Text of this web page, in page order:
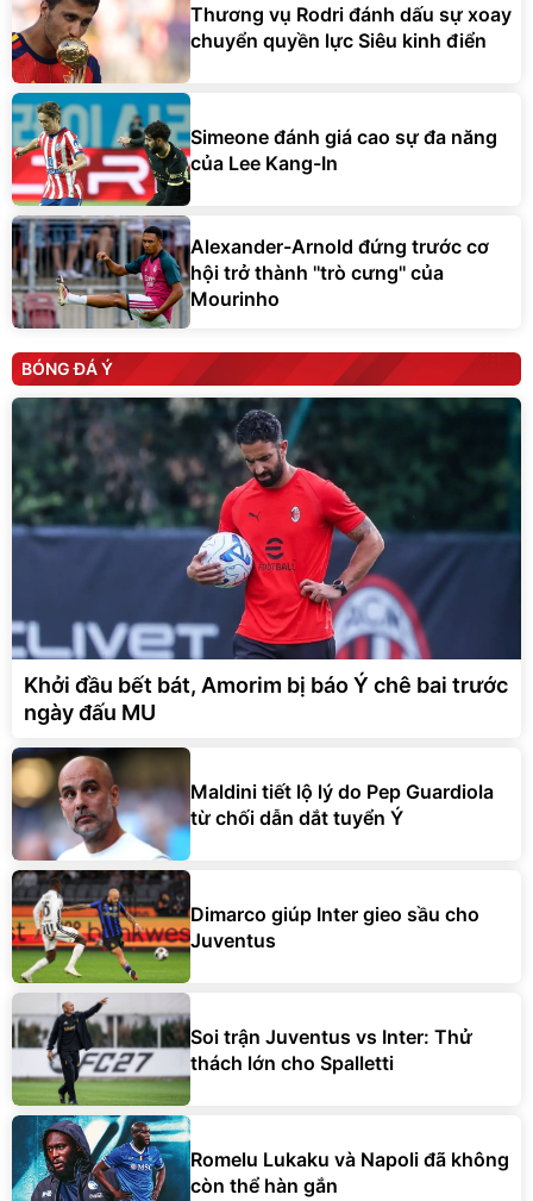
Thương vụ Rodri đánh dấu sự xoay
chuyển quyền lực Siêu kinh điển
Simeone đánh giá cao sự đa năng
của Lee Kang-In
Alexander-Arnold đứng trước cơ
hội trở thành ''trò cưng'' của
Mourinho
BÓNG ĐÁ Ý
Khởi đầu bết bát, Amorim bị báo Ý chê bai trước
ngày đấu MU
Maldini tiết lộ lý do Pep Guardiola
từ chối dẫn dắt tuyển Ý
Dimarco giúp Inter gieo sầu cho
Juventus
Soi trận Juventus vs Inter: Thử
thách lớn cho Spalletti
Romelu Lukaku và Napoli đã không
còn thể hàn gắn